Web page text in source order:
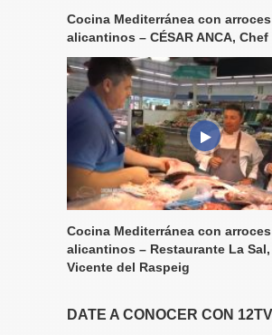
Cocina Mediterránea con arroces
alicantinos – CÉSAR ANCA, Chef
Cocina Mediterránea con arroces
alicantinos – Restaurante La Sal,
Vicente del Raspeig
DATE A CONOCER CON 12TV